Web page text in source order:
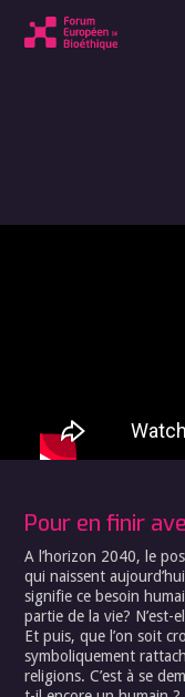
Pour en finir
A l’horizon 2040, le
qui naissent
signifie ce besoin
partie de la vie? N’est-
Et puis, que l’on soit
symboliquement
religions. C’est à se